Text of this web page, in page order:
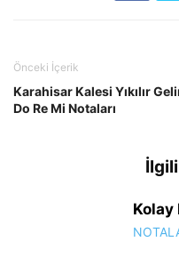
Önceki İçerik
Karahisar Kalesi Yıkılır
Do Re Mi Notaları
Kolay